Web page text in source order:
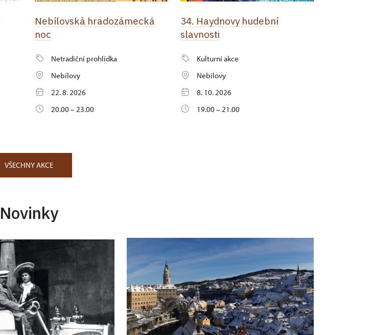
Nebílovská hradozámecká
noc
Netradiční prohlídka
Nebílovy
22. 8. 2026
20.00 – 23.00
34. Haydnovy hudební
slavnosti
Kulturní akce
Nebílovy
8. 10. 2026
19.00 – 21.00
VŠECHNY AKCE
Novinky